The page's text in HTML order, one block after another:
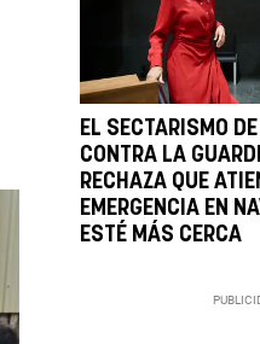
EL SECTARISMO
CONTRA LA
RECHAZA QUE
EMERGENCIA EN
ESTÉ MÁS CERCA